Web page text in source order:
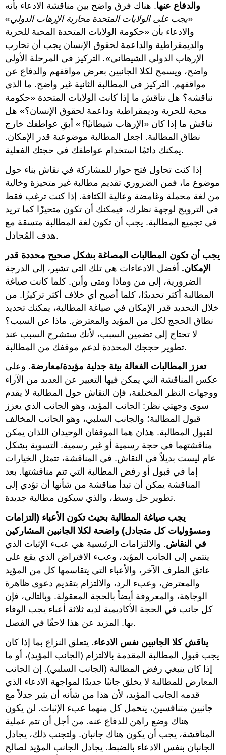
والدفاع عنها. هناك فرق واضح بين مناقشة الادعاء بأنه
«يجب على الولايات المتحدة محاربة الإرهاب الدولي»
والادعاء بأن «حكومة الولايات المتحدة المحبة للحرية
والديمقراطية والداعمة لحقوق الإنسان يجب أن تحارب
الإرهاب الدولي الشيطاني». التركيز في المرحلة الأولى
واضح، ويسمح لكلا الجانبين بعرض مواقفهم والدفاع عن
مواقفهم. التركيز في المطالبة الثانية غير واضح. ما الذي
نناقشه؟ هل نناقش ما إذا كانت الولايات المتحدة «حكومة
محبة للحرية وديمقراطية وداعمة لحقوق الإنسان؟» هل
نناقش ما إذا كان «الإرهاب شيطانيًا؟» أبقِ عواطفك خارج
نطاق المطالبة. اجعل المطالبة موضوعية قدر الإمكان.
يمكنك دائمًا استخدام عواطفك في حجتك الفعلية.
إذا كنت تحاول فتح حوار للمشاركة في نقاش بناء حول
موضوع ما، فمن الضروري تقديم مطالبة غير متحيزة وخالية
من لغة محملة وغامضة وعالية الكثافة. إذا كنت ترغب فقط
في الترويج لوجهة نظرك، فيمكنك أن تكون متحيزًا كما تريد
في تجميع المطالبة. يجب أن تكون لغة المطالبة متسقة مع
هدف المُجادل.
يجب أن تكون المطالبات المصاغة بشكل صحيح محددة قدر
الإمكان. أفضل الادعاءات هي تلك التي تشير، إلى الدرجة
الضرورية، إلى من وماذا ومتى وأين. كلما كانت صياغة
المطالبة أكثر تحديدًا، كلما أصبح أي خلاف أكثر تركيزًا. من
خلال التحديد قدر الإمكان في صياغة المطالبة، يمكنك تحديد
نطاق الحجج لكل من المؤيد والمعترض. ماذا عن السبب؟
لا تحتاج إلى تضمين السبب، لأنك ستشرح السبب عند
تطوير حججك المحددة لدعم موقفك من المطالبة.
تعزز المطالبات الفعالة بيئة جدلية مؤيدة/معارضة. وعلى
عكس المناقشة التي يمكن فيها التعبير عن العديد من الآراء
ووجهات النظر المختلفة، فإن النقاش حول المطالبة لا يقدم
سوى وجهتي نظر: الجانب المؤيد، وهو الجانب الذي يعزز
قبول المطالبة؛ والجانب السلبي، وهو الجانب المخالف
لقبول المطالبة. هذان هما الموقفان الوحيدان اللذان يمكن
مناقشتهما في حجة رسمية أو غير رسمية. التسوية بشكل
عام ليست بديلاً في النقاش. في المناقشة، تتمثل الخيارات
إما في قبول أو رفض المطالبة التي تتم مناقشتها. بعد
المناقشة يمكن أن تبدأ مناقشة من شأنها أن تؤدي إلى
تطوير حل وسط، والذي سيكون مطالبة جديدة.
يجب صياغة المطالبة بحيث تكون الأعباء (التزامات
ومسؤوليات كل متجادل) واضحة لكلا الجانبين المشاركين
في النقاش. والالتزامات الرئيسية هي عبء الإثبات الذي
ينتمي إلى الجانب المؤيد، وعبء الافتراض الذي يقع على
عاتق الطرف الآخر، والأعباء التي يتقاسمها كل من المؤيد
والمعترض، وعبء الرد، والالتزام بتقديم دعوى ظاهرة
الوجاهة، والمعروفة أيضاً بالحجة المعقولة. وبالتالي، فإن
كل جانب في الحجة الأكاديمية لديه ثلاثة أعباء يجب الوفاء
بها. المزيد عن هذا لاحقًا في الفصل.
يناقش كلا الجانبين نفس الادعاء. يتعلق النزاع بما إذا كان
يجب قبول المطالبة المقدمة بالالتزام (الجانب المؤيد)، أو ما
إذا كان ينبغي رفض المطالبة (الجانب السلبي). إن الجانب
المعارض للمطالبة لا يخلق جانبًا جديدًا لمواجهة الادعاء الذي
قدمه الجانب المؤيد، لأن هذا من شأنه أن يثير جدلاً مع
جانبين متنافسين، يتحمل كل منهما عبء الإثبات. لن يكون
هناك وضع راهن للدفاع عنه. من أجل أن تتم عملية
المناقشة، يجب أن يكون هناك جانبان. ولتجنب ذلك، يجادل
الجانبان بنفس الادعاء بالضبط. يجادل الجانب المؤيد لصالح